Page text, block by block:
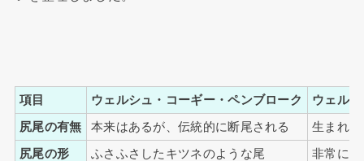
項目 ウェルシュ・コーギー・ペンブローク ウェル
尻尾の有無 本来はあるが、伝統的に断尾される 生まれ
尻尾の形 ふさふさしたキツネのような尾 非常に